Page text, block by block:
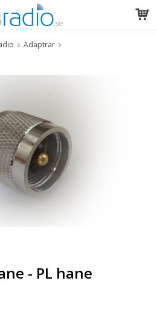
Adaptrar
- PL hane